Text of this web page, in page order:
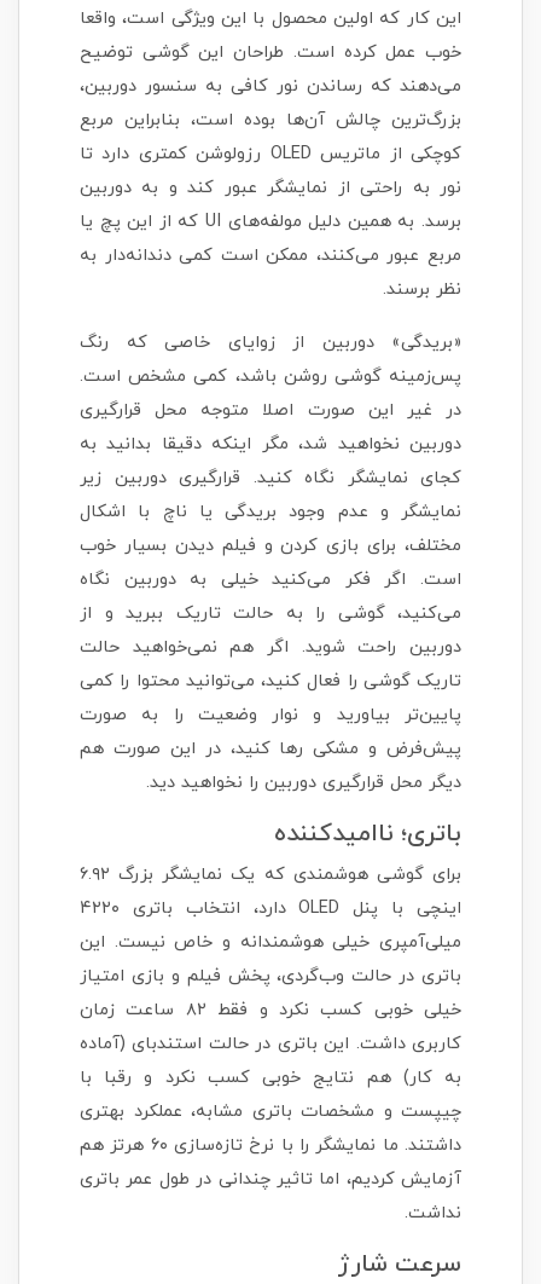
این کار که اولین محصول با این ویژگی است، واقعا
خوب عمل کرده است. طراحان این گوشی توضیح
می‌دهند که رساندن نور کافی به سنسور دوربین،
بزرگ‌ترین چالش آن‌ها بوده است، بنابراین مربع
کوچکی از ماتریس OLED رزولوشن کمتری دارد تا
نور به راحتی از نمایشگر عبور کند و به دوربین
برسد. به همین دلیل مولفه‌های UI که از این پچ یا
مربع عبور می‌کنند، ممکن است کمی دندانه‌دار به
نظر برسند.
«بریدگی» دوربین از زوایای خاصی که رنگ
پس‌زمینه گوشی روشن باشد، کمی مشخص است.
در غیر این صورت اصلا متوجه محل قرارگیری
دوربین نخواهید شد، مگر اینکه دقیقا بدانید به
کجای نمایشگر نگاه کنید. قرارگیری دوربین زیر
نمایشگر و عدم وجود بریدگی یا ناچ با اشکال
مختلف، برای بازی کردن و فیلم دیدن بسیار خوب
است. اگر فکر می‌کنید خیلی به دوربین نگاه
می‌کنید، گوشی را به حالت تاریک ببرید و از
دوربین راحت شوید. اگر هم نمی‌خواهید حالت
تاریک گوشی را فعال کنید، می‌توانید محتوا را کمی
پایین‌تر بیاورید و نوار وضعیت را به صورت
پیش‌فرض و مشکی رها کنید، در این صورت هم
دیگر محل قرارگیری دوربین را نخواهید دید.
باتری؛ ناامیدکننده
برای گوشی هوشمندی که یک نمایشگر بزرگ ۶.۹۲
اینچی با پنل OLED دارد، انتخاب باتری ۴۲۲۰
میلی‌آمپری خیلی هوشمندانه و خاص نیست. این
باتری در حالت وب‌گردی، پخش فیلم و بازی امتیاز
خیلی خوبی کسب نکرد و فقط ۸۲ ساعت زمان
کاربری داشت. این باتری در حالت استندبای (آماده
به کار) هم نتایج خوبی کسب نکرد و رقبا با
چیپست و مشخصات باتری مشابه، عملکرد بهتری
داشتند. ما نمایشگر را با نرخ تازه‌سازی ۶۰ هرتز هم
آزمایش کردیم، اما تاثیر چندانی در طول عمر باتری
نداشت.
سرعت شارژ